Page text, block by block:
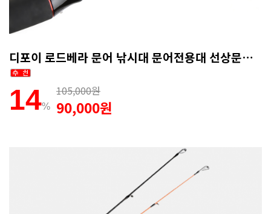
디포이 로드베라 문어 낚시대 문어전용대 선상문어대 문어대 갑오징어대 165MH
14%
105,000원
90,000원